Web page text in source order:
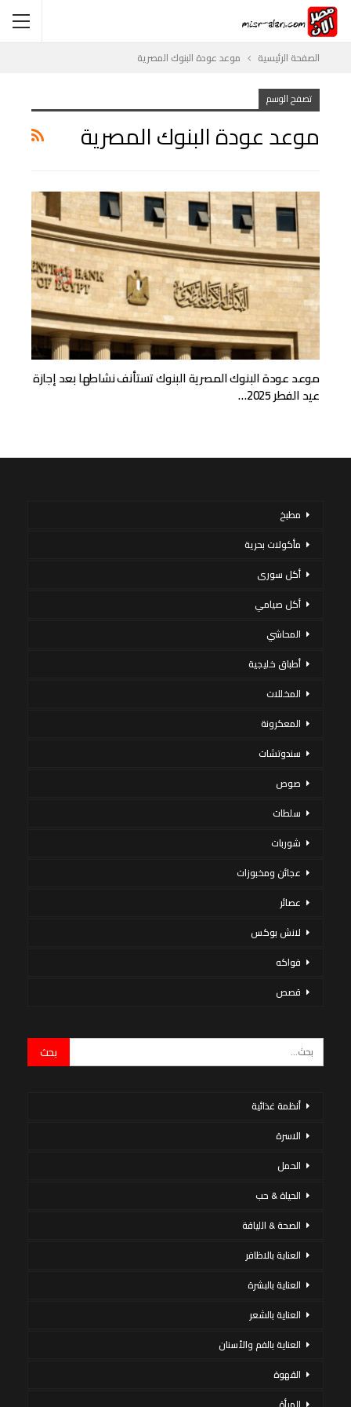
الصفحة الرئيسية موعد عودة البنوك المصرية
تصفح الوسم
موعد عودة البنوك المصرية
موعد عودة البنوك المصرية البنوك تستأنف نشاطها بعد إجازة
عيد الفطر 2025…
مطبخ
مأكولات بحرية
أكل سورى
أكل صيامي
المحاشي
أطباق خليجية
المخللات
المعكرونة
سندوتشات
صوص
سلطات
شوربات
عجائن ومخبوزات
عصائر
لانش بوكس
فواكه
قصص
أنظمة غذائية
الاسرة
الحمل
الحياة & حب
الصحة & اللياقة
العناية بالاظافر
العناية بالبشرة
العناية بالشعر
العناية بالفم والأسنان
القهوة